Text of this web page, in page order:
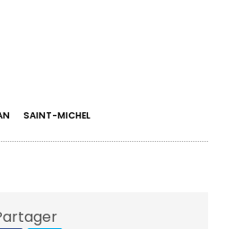
SAINT-MICHEL